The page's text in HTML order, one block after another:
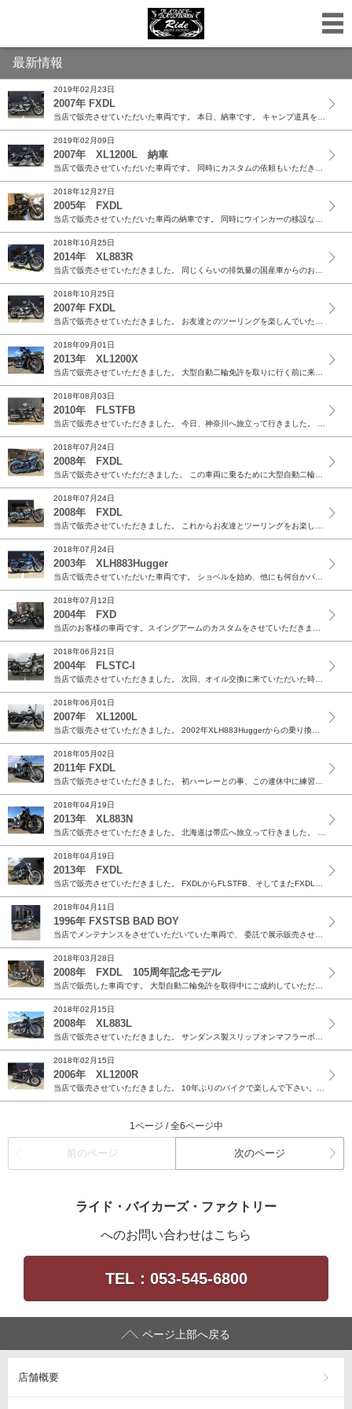
最新情報
2019年02月23日
2007年 FXDL
2019年02月09日
2007年 XL1200L 納車
2018年12月27日
2005年 FXDL
2018年10月25日
2014年 XL883R
当店で販売させていただきました。 同じくらいの排気量の国産車からのお乗り換えです。 ハーレーも楽しんでいただけることと思います。 ありがとうございます。
2018年10月25日
2007年 FXDL
2018年09月01日
2013年 XL1200X
当店で販売させていただきました。 大型自動二輪免許を取りに行く前に来店していただき、 ご成約と同時に教習がスタート。 免許交付の当日に納車となりました。 ...
2018年08月03日
2010年 FLSTFB
2018年07月24日
2008年 FXDL
当店で販売させていただだきました。 この車両に乗るために大型自動二輪免許取得を頑張っていただきました。 今度は乗りこなして遊びに来て下さいね。 ありがとう...
2018年07月24日
2008年 FXDL
2018年07月24日
2003年 XLH883Hugger
当店で販売させていただいた車両です。 ショベルを始め、他にも何台かバイクをお持ちのオーナー様。 この車両もきっと楽しんでいただけることと思います。 ありが...
2018年07月12日
2004年 FXD
2018年06月21日
2004年 FLSTC-I
当店で販売させていただきました。 次回、オイル交換に来ていただいた時にまたお話聞かせて下さい。 ありがとうございました。
2018年06月01日
2007年 XL1200L
当店で販売させていただきました。 2002年XLH883Huggerからの乗り換えです。 シングルシートに交換、1人乗り登録で納車です。 排気量アップでさ...
2018年05月02日
2011年 FXDL
2018年04月19日
2013年 XL883N
2018年04月19日
2013年 FXDL
2018年04月11日
1996年 FXSTSB BAD BOY
当店でメンテナンスをさせていただいていた車両で、 委託で展示販売させていただきました。 新旧オーナー様、ありがとうございました。
2018年03月28日
2008年 FXDL 105周年記念モデル
当店で販売した車両です。 大型自動二輪免許を取得中にご成約していただき、 念願の納車をさせていただきました。 これからもよろしくお願いします。 ありがとう...
2018年02月15日
2008年 XL883L
2018年02月15日
2006年 XL1200R
1ページ / 全6ページ中
前のページ 次のページ
ライド・バイカーズ・ファクトリー
へのお問い合わせはこちら
TEL：053-545-6800
ページ上部へ戻る
店舗概要